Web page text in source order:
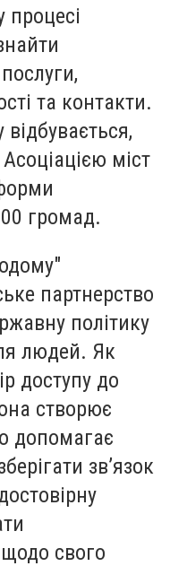
та контакти.
міст
громад.
партнерство
політику
людей. Як
доступу до
створює
допомагає
зв’язок
свого